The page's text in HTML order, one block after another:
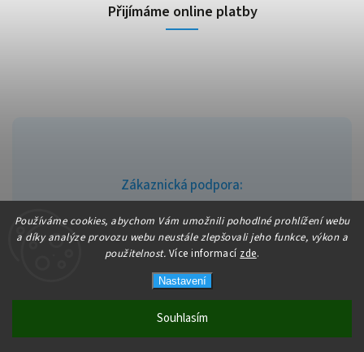
Používáme cookies, abychom Vám umožnili pohodlné prohlížení webu
a díky analýze provozu webu neustále zlepšovali jeho funkce, výkon a
použitelnost. Více informací zde.
Nastavení
Souhlasím
Zákaznická podpora:
info@fajndrogerie.cz
Přijímáme online platby
fajndrogerie
VytvořilShoptet | Design